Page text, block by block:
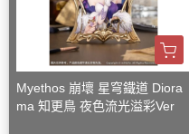
Myethos 崩壞 星穹鐵道 Diora
ma 知更鳥 夜色流光溢彩Ver